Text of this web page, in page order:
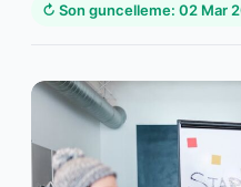
↻ Son guncelleme: 02 Mar